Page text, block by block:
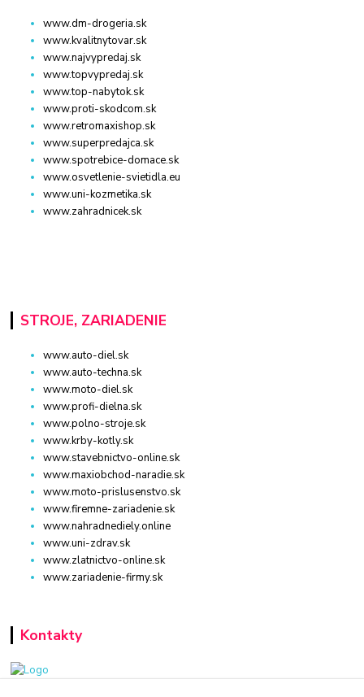
www.dm-drogeria.sk
www.kvalitnytovar.sk
www.najvypredaj.sk
www.topvypredaj.sk
www.top-nabytok.sk
www.proti-skodcom.sk
www.retromaxishop.sk
www.superpredajca.sk
www.spotrebice-domace.sk
www.osvetlenie-svietidla.eu
www.uni-kozmetika.sk
www.zahradnicek.sk
STROJE, ZARIADENIE
www.auto-diel.sk
www.auto-techna.sk
www.moto-diel.sk
www.profi-dielna.sk
www.polno-stroje.sk
www.krby-kotly.sk
www.stavebnictvo-online.sk
www.maxiobchod-naradie.sk
www.moto-prislusenstvo.sk
www.firemne-zariadenie.sk
www.nahradnediely.online
www.uni-zdrav.sk
www.zlatnictvo-online.sk
www.zariadenie-firmy.sk
Kontakty